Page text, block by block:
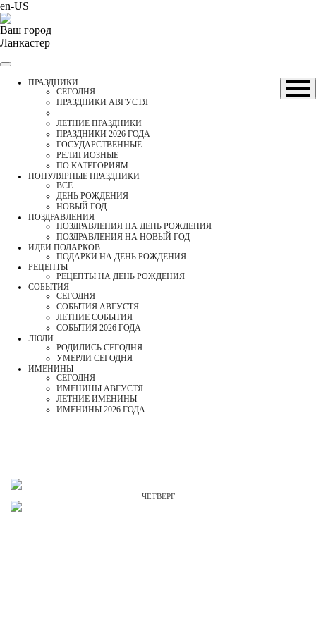
en-US
Ваш город
Ланкастер
ПРАЗДНИКИ
CЕГОДНЯ
ПРАЗДНИКИ АВГУСТЯ
ЛЕТНИЕ ПРАЗДНИКИ
ПРАЗДНИКИ 2026 ГОДА
ГОСУДАРСТВЕННЫЕ
РЕЛИГИОЗНЫЕ
ПО КАТЕГОРИЯМ
ПОПУЛЯРНЫЕ ПРАЗДНИКИ
ВСЕ
ДЕНЬ РОЖДЕНИЯ
НОВЫЙ ГОД
ПОЗДРАВЛЕНИЯ
ПОЗДРАВЛЕНИЯ НА ДЕНЬ РОЖДЕНИЯ
ПОЗДРАВЛЕНИЯ НА НОВЫЙ ГОД
ИДЕИ ПОДАРКОВ
ПОДАРКИ НА ДЕНЬ РОЖДЕНИЯ
РЕЦЕПТЫ
РЕЦЕПТЫ НА ДЕНЬ РОЖДЕНИЯ
СОБЫТИЯ
CЕГОДНЯ
СОБЫТИЯ АВГУСТЯ
ЛЕТНИЕ СОБЫТИЯ
СОБЫТИЯ 2026 ГОДА
ЛЮДИ
РОДИЛИСЬ СЕГОДНЯ
УМЕРЛИ СЕГОДНЯ
ИМЕНИНЫ
CЕГОДНЯ
ИМЕНИНЫ АВГУСТЯ
ЛЕТНИЕ ИМЕНИНЫ
ИМЕНИНЫ 2026 ГОДА
ЧЕТВЕРГ